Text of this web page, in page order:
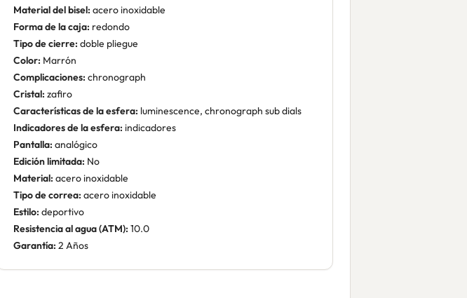
Material del bisel: acero inoxidable
Forma de la caja: redondo
Tipo de cierre: doble pliegue
Color: Marrón
Complicaciones: chronograph
Cristal: zafiro
Características de la esfera: luminescence, chronograph sub dials
Indicadores de la esfera: indicadores
Pantalla: analógico
Edición limitada: No
Material: acero inoxidable
Tipo de correa: acero inoxidable
Estilo: deportivo
Resistencia al agua (ATM): 10.0
Garantía: 2 Años